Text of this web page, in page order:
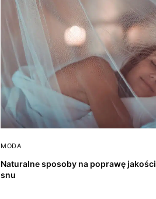
MODA
Naturalne sposoby na poprawę jakości
snu